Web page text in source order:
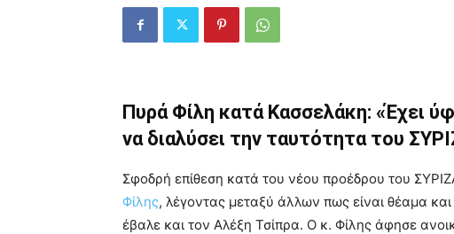
Πυρά Φίλη κατά Κασσελάκη: «Έχει
να διαλύσει την ταυτότητα του
Σφοδρή επίθεση κατά του νέου προέδρου του
Φίλης, λέγοντας μεταξύ άλλων πως είναι θέαμα
έβαλε και τον Αλέξη Τσίπρα. Ο κ. Φίλης άφησε